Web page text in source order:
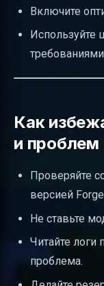
Включите
Как
и проблем
Проверяйте
версией
Не ставьте
Читайте логи
проблема.